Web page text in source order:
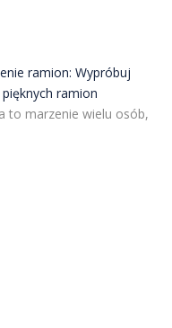
ramion: Wypróbuj
ramion
to marzenie wielu osób,